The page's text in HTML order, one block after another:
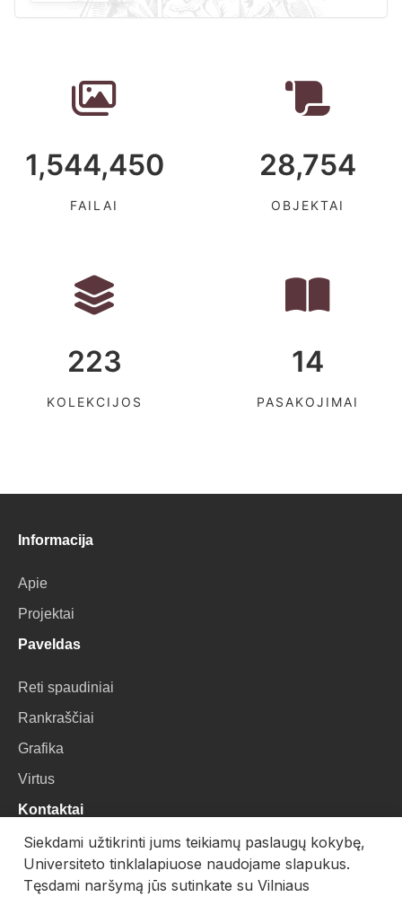
1,544,450
FAILAI
28,754
OBJEKTAI
223
KOLEKCIJOS
14
PASAKOJIMAI
Informacija
Apie
Projektai
Paveldas
Reti spaudiniai
Rankraščiai
Grafika
Virtus
Kontaktai
VU Biblioteka
Universiteto g. 3, LT-01122, Vilnius
Siekdami užtikrinti jums teikiamų paslaugų kokybę,
Universiteto tinklalapiuose naudojame slapukus.
Tęsdami naršymą jūs sutinkate su Vilniaus